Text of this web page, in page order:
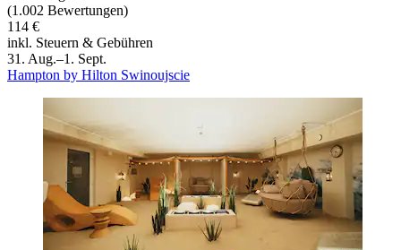
(1.002 Bewertungen)
114 €
inkl. Steuern & Gebühren
31. Aug.–1. Sept.
Hampton by Hilton Swinoujscie